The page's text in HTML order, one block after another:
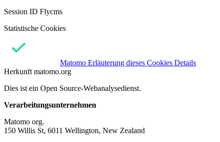
Session ID Flycms
Statistische Cookies
Matomo Erläuterung dieses Cookies Details
Herkunft matomo.org
Dies ist ein Open Source-Webanalysedienst.
Verarbeitungsunternehmen
Matomo org.
150 Willis St, 6011 Wellington, New Zealand